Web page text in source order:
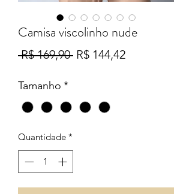
Camisa viscolinho nude
R$ 169,90 Preço
R$ 144,42Preço
Tamanho *
Quantidade *